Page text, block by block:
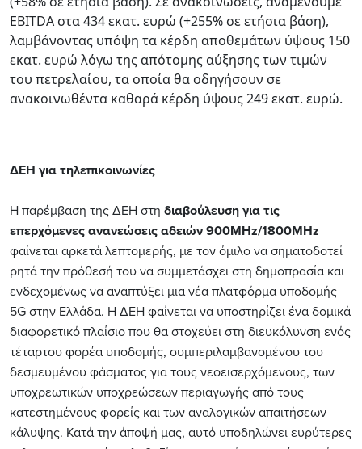
EBITDA στα 434 εκατ. ευρώ (+255% σε ετήσια βάση),
λαμβάνοντας υπόψη τα κέρδη αποθεμάτων ύψους 150
εκατ. ευρώ λόγω της απότομης αύξησης των τιμών
του πετρελαίου, τα οποία θα οδηγήσουν σε
ανακοινωθέντα καθαρά κέρδη ύψους 249 εκατ. ευρώ.
ΔΕΗ για τηλεπικοινωνίες
Η παρέμβαση της ΔΕΗ στη διαβούλευση για τις
επερχόμενες ανανεώσεις αδειών 900MHz/1800MHz
φαίνεται αρκετά λεπτομερής, με τον όμιλο να σηματοδοτεί
ρητά την πρόθεσή του να συμμετάσχει στη δημοπρασία και
ενδεχομένως να αναπτύξει μια νέα πλατφόρμα υποδομής
5G στην Ελλάδα. Η ΔΕΗ φαίνεται να υποστηρίζει ένα δομικά
διαφορετικό πλαίσιο που θα στοχεύει στη διευκόλυνση ενός
τέταρτου φορέα υποδομής, συμπεριλαμβανομένου του
δεσμευμένου φάσματος για τους νεοεισερχόμενους, των
υποχρεωτικών υποχρεώσεων περιαγωγής από τους
κατεστημένους φορείς και των αναλογικών απαιτήσεων
κάλυψης. Κατά την άποψή μας, αυτό υποδηλώνει ευρύτερες